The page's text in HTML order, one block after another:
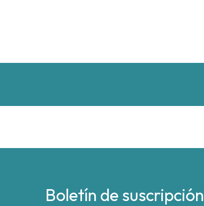
Boletín de suscripción